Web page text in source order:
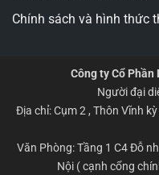
Chính sách và hình thức
Công ty Cổ Phần
Người đại
Địa chỉ: Cụm 2 , Thôn Vĩnh
Văn Phòng: Tầng 1 C4 Đỗ
Nội ( cạnh cổng